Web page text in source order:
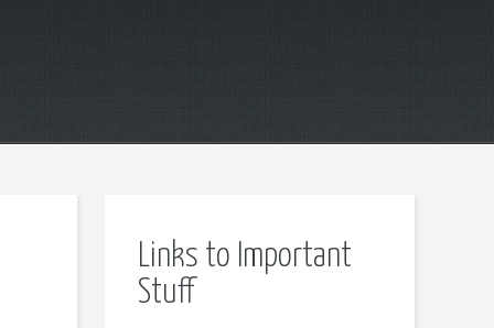
Links to Important
Stuff